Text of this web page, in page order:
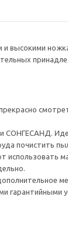
высокими
почистить
использовать